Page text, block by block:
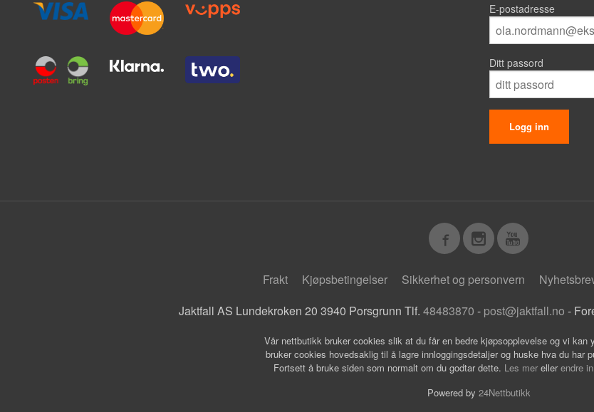
E-postadresse
Ditt passord
Frakt Kjøpsbetingelser Sikkerhet og personvern
Jaktfall AS Lundekroken 20 3940 Porsgrunn Tlf. 48483870 - post@jaktfall.no -
Vår nettbutikk bruker cookies slik at du får en bedre kjøpsopplevelse og vi kan
bruker cookies hovedsaklig til å lagre innloggingsdetaljer og huske hva du har
Fortsett å bruke siden som normalt om du godtar dette. Les mer ellerendre
Powered by 24Nettbutikk